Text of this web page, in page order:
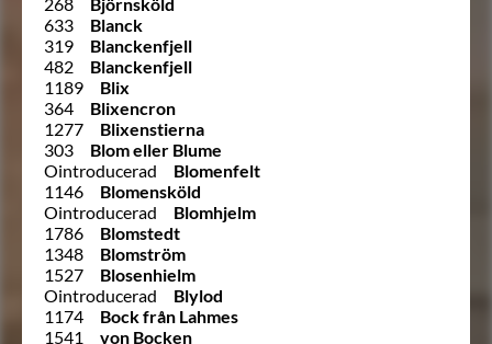
633
Blanck
319
Blanckenfjell
482
Blanckenfjell
1189
Blix
364
Blixencron
1277
Blixenstierna
303
Blom eller Blume
Ointroducerad
Blomenfelt
1146
Blomensköld
Ointroducerad
Blomhjelm
1786
Blomstedt
1348
Blomström
1527
Blosenhielm
Ointroducerad
Blylod
1174
Bock från Lahmes
1541
von Bocken